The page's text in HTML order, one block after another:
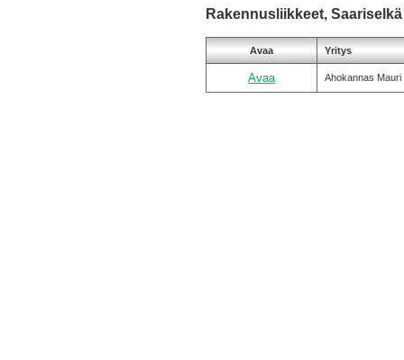
Rakennusliikkeet, Saariselkä
Avaa Yritys
Avaa Ahokannas Mauri